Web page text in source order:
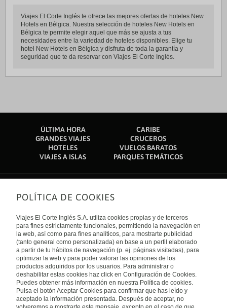
Viajes El Corte Inglés te ofrece las mejores ofertas de hoteles New
Hotels en Bélgica. Nuestra selección de hoteles New Hotels en
Bélgica te permite elegir aquel que más se ajusta a tus
necesidades entre la variedad de hoteles disponibles. Elige tu
hotel New Hotels en Bélgica y disfruta de toda la garantía y
seguridad que te da reservar con Viajes El Corte Inglés.
ÚLTIMA HORA
CARIBE
GRANDES VIAJES
CRUCEROS
HOTELES
VUELOS BARATOS
VIAJES A ISLAS
PARQUES TEMÁTICOS
Sobre nosotros
Quiénes somos
Financiación
Sostenibilidad
Turismo accesible
Tarjeta El Corte Inglés
Trabaja con nosotros
El Corte Inglés
Canal Ético
Enlaces de interés
Guías de viaje
Catálogos
Auto check-in
Condiciones Generales
Política de privacidad
Política de cookies
Accesibilidad
Empresas/ Grupos
Internacional
España
Visita nuestro blog
POLÍTICA DE COOKIES
Viajes El Corte Inglés S.A. utiliza cookies propias y de terceros
para fines estrictamente funcionales, permitiendo la navegación en
la web, así como para fines analíticos, para mostrarte publicidad
(tanto general como personalizada) en base a un perfil elaborado
a partir de tu hábitos de navegación (p. ej. páginas visitadas), para
optimizar la web y para poder valorar las opiniones de los
productos adquiridos por los usuarios. Para administrar o
deshabilitar estas cookies haz click en Configuración de Cookies.
Puedes obtener más información en nuestra Política de cookies.
Pulsa el botón Aceptar Cookies para confirmar que has leído y
aceptado la información presentada. Después de aceptar, no